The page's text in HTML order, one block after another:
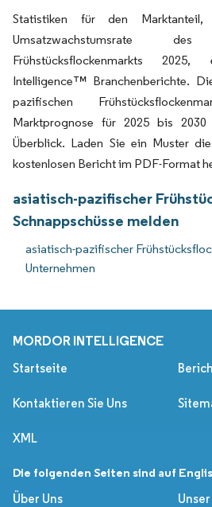
Statistiken für den
Umsatzwachstumsrate des
Frühstücksflockenmarkts
Intelligence™ Branchenberichte.
pazifischen
Marktprognose für 2025 bis
Überblick. Laden Sie ein Muster
kostenlosen Bericht im PDF-Format
asiatisch-pazifischer
Schnappschüsse melden
asiatisch-pazifischer
Unternehmen
MORDOR INTELLIGENCE
Startseite
Kontaktieren Sie Uns
XML
Die folgenden Seiten sind auf
Über Uns